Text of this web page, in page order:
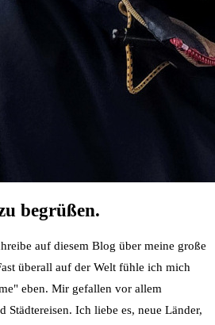
begrüßen.
auf diesem Blog über meine große
überall auf der Welt fühle ich mich
eben. Mir gefallen vor allem
Städtereisen. Ich liebe es, neue Länder,